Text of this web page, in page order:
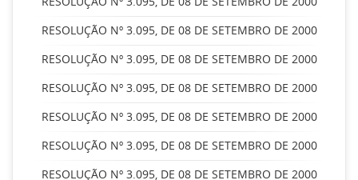
RESOLUÇÃO Nº 3.095, DE 08 DE SETEMBRO DE 2000
RESOLUÇÃO Nº 3.095, DE 08 DE SETEMBRO DE 2000
RESOLUÇÃO Nº 3.095, DE 08 DE SETEMBRO DE 2000
RESOLUÇÃO Nº 3.095, DE 08 DE SETEMBRO DE 2000
RESOLUÇÃO Nº 3.095, DE 08 DE SETEMBRO DE 2000
RESOLUÇÃO Nº 3.095, DE 08 DE SETEMBRO DE 2000